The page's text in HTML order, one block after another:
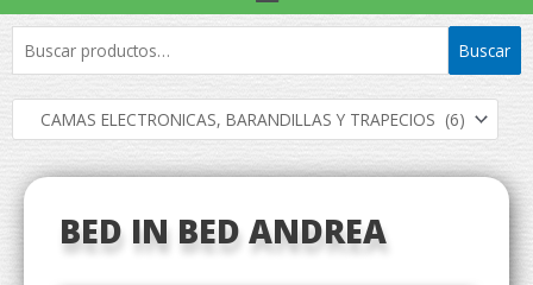
por:
Buscar
BED IN BED ANDREA